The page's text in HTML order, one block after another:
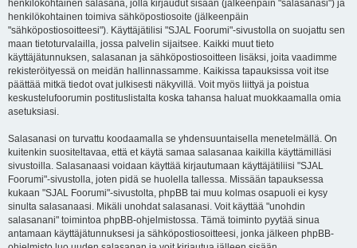
henkilökohtainen salasana, jolla kirjaudut sisään (jälkeenpäin "salasanasi") ja
henkilökohtainen toimiva sähköpostiosoite (jälkeenpäin
"sähköpostiosoitteesi"). Käyttäjätilisi "SJAL Foorumi"-sivustolla on suojattu sen
maan tietoturvalailla, jossa palvelin sijaitsee. Kaikki muut tieto
käyttäjätunnuksen, salasanan ja sähköpostiosoitteen lisäksi, joita vaadimme
rekisteröityessä on meidän hallinnassamme. Kaikissa tapauksissa voit itse
päättää mitkä tiedot ovat julkisesti näkyvillä. Voit myös liittyä ja poistua
keskustelufoorumin postituslistalta koska tahansa haluat muokkaamalla omia
asetuksiasi.
Salasanasi on turvattu koodaamalla se yhdensuuntaisella menetelmällä. On
kuitenkin suositeltavaa, että et käytä samaa salasanaa kaikilla käyttämilläsi
sivustoilla. Salasanaasi voidaan käyttää kirjautumaan käyttäjätiliisi "SJAL
Foorumi"-sivustolla, joten pidä se huolella tallessa. Missään tapauksessa
kukaan "SJAL Foorumi"-sivustolta, phpBB tai muu kolmas osapuoli ei kysy
sinulta salasanaasi. Mikäli unohdat salasanasi. Voit käyttää "unohdin
salasanani" toimintoa phpBB-ohjelmistossa. Tämä toiminto pyytää sinua
antamaan käyttäjätunnuksesi ja sähköpostiosoitteesi, jonka jälkeen phpBB-